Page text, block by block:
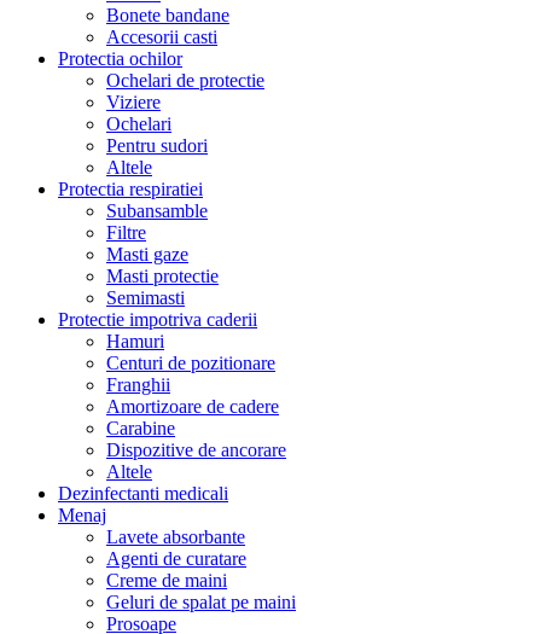
Bonete bandane
Accesorii casti
Protectia ochilor
Ochelari de protectie
Viziere
Ochelari
Pentru sudori
Altele
Protectia respiratiei
Subansamble
Filtre
Masti gaze
Masti protectie
Semimasti
Protectie impotriva caderii
Hamuri
Centuri de pozitionare
Franghii
Amortizoare de cadere
Carabine
Dispozitive de ancorare
Altele
Dezinfectanti medicali
Menaj
Lavete absorbante
Agenti de curatare
Creme de maini
Geluri de spalat pe maini
Prosoape